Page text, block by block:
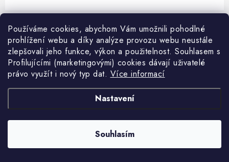
Používáme cookies, abychom Vám umožnili pohodlné
prohlížení webu a díky analýze provozu webu neustále
zlepšovali jeho funkce, výkon a použitelnost. Souhlasem s
Profilujícími (marketingovými) cookies dávají uživatelé
právo využít i nový typ dat. Více informací
Nastavení
Souhlasím
Z
Informace pro vás
Kontakty
Jak nakupovat
Podmínky ochrany osobních údajů
Facebook
Přijímáme online platby
Vytvořil Shoptet
Copyright 2026VANITY.cz. Všechna práva vyhrazena.